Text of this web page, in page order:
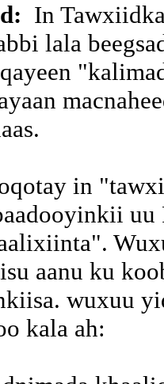
In
lala
in
uu
aanu ku
wuxuu
kala ah: